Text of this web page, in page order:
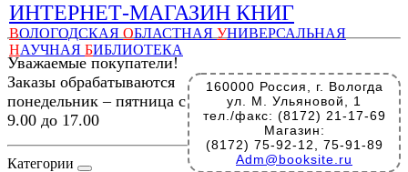
ИНТЕРНЕТ-МАГАЗИН КНИГ
ВОЛОГОДСКАЯ ОБЛАСТНАЯ УНИВЕРСАЛЬНАЯ
НАУЧНАЯ БИБЛИОТЕКА
160000 Россия, г. Вологда
ул. М. Ульяновой, 1
тел./факс: (8172) 21-17-69
Магазин:
(8172) 75-92-12, 75-91-89
Adm@booksite.ru
Уважаемые покупатели!
Заказы обрабатываются
понедельник – пятница с
9.00 до 17.00
Категории